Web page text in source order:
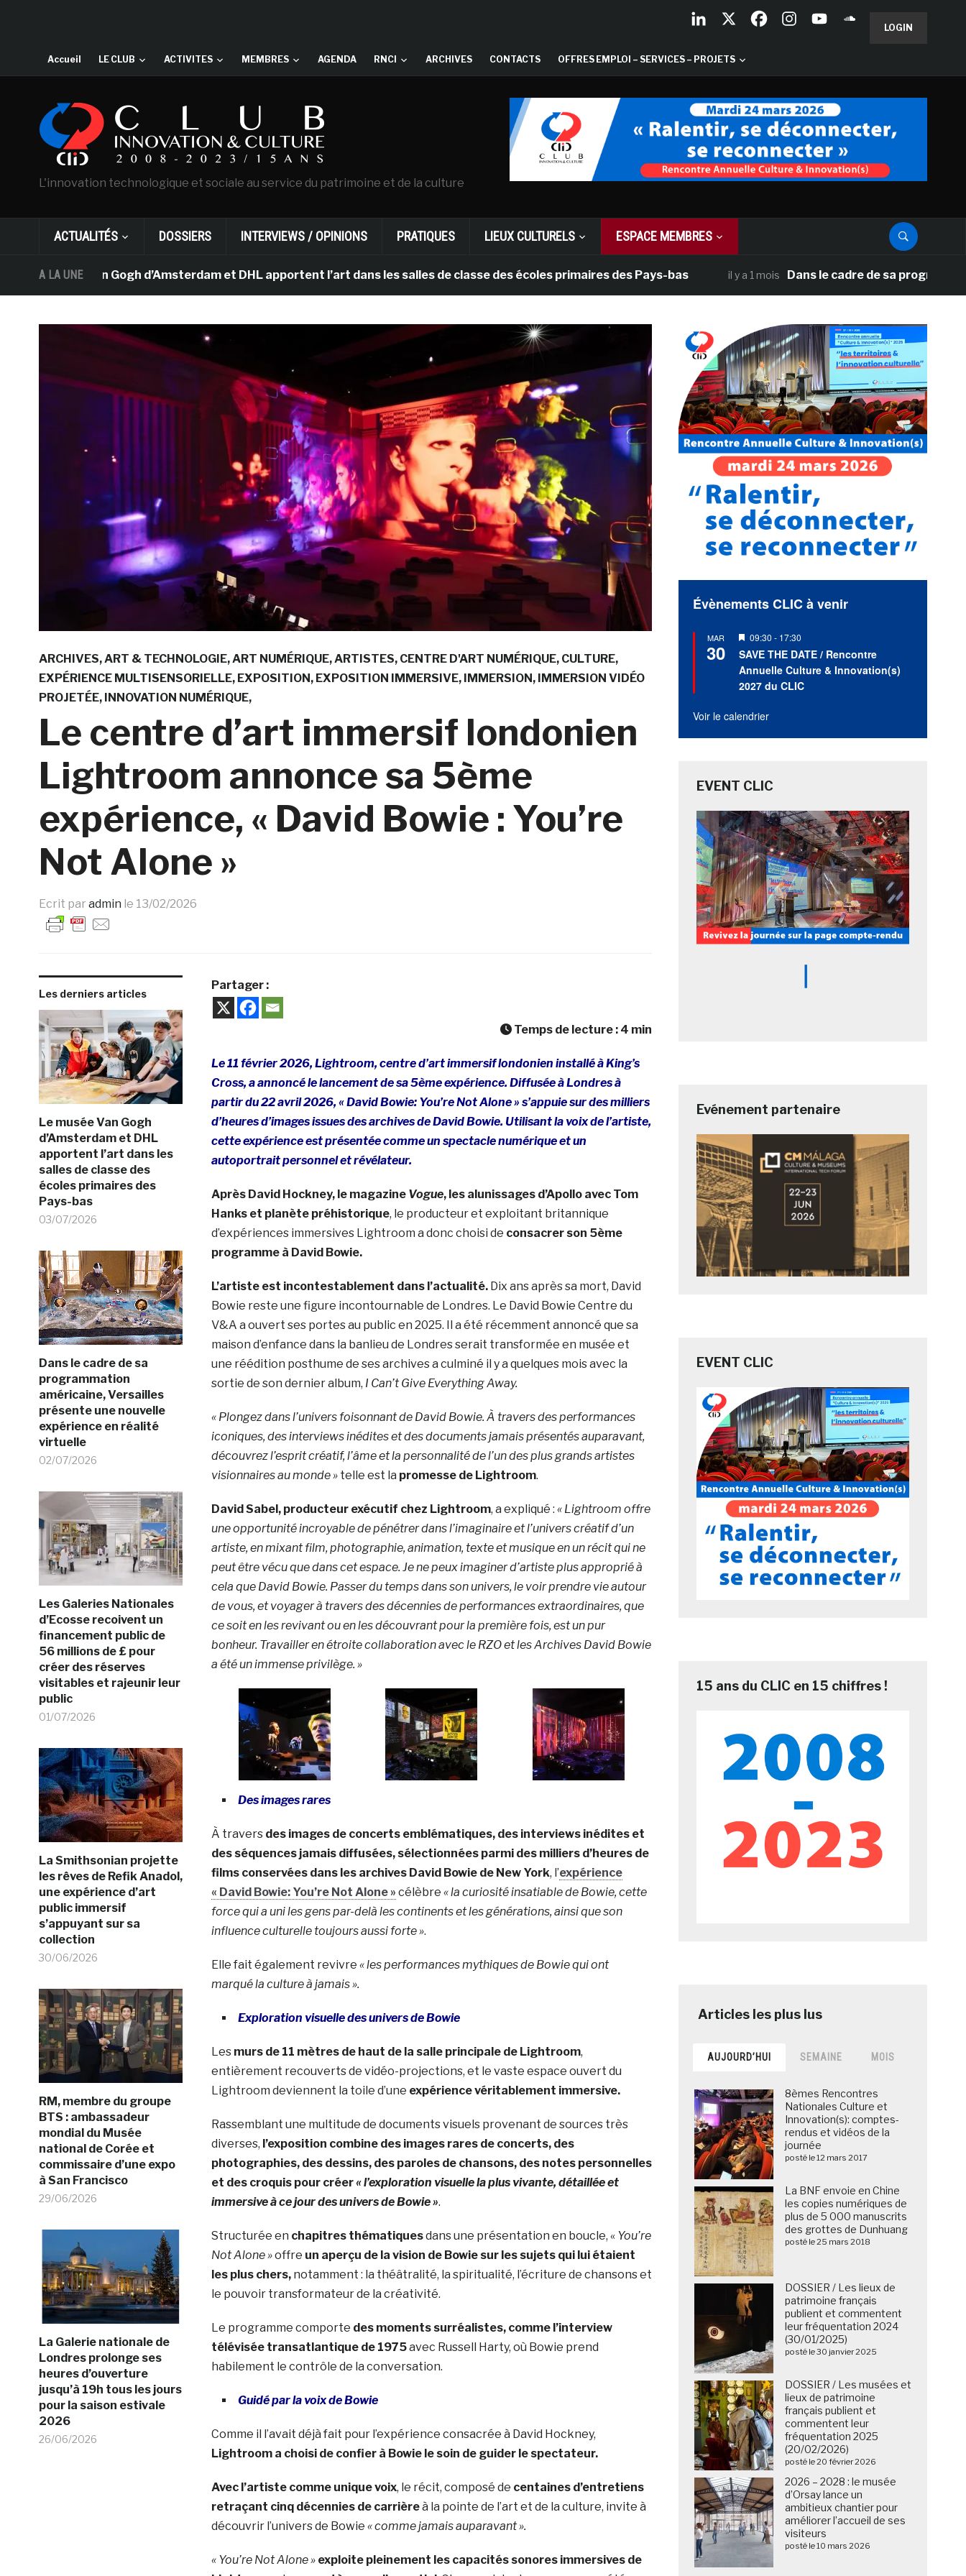
LOGIN
Accueil LE CLUB ACTIVITES MEMBRES AGENDA RNCI ARCHIVES CONTACTS OFFRES EMPLOI – SERVICES – PROJETS
L'innovation technologique et sociale au service du patrimoine et de la culture
ACTUALITÉS DOSSIERS INTERVIEWS / OPINIONS PRATIQUES LIEUX CULTURELS ESPACE MEMBRES
A LA UNE
Van Gogh d’Amsterdam et DHL apportent l’art dans les salles de classe des écoles primaires des Pays-bas il y a 1 mois Dans le cadre de sa programmation
ARCHIVES ART & TECHNOLOGIE ART NUMÉRIQUE ARTISTES CENTRE D'ART NUMÉRIQUE CULTURE
EXPÉRIENCE MULTISENSORIELLE EXPOSITION EXPOSITION IMMERSIVE IMMERSION IMMERSION VIDÉO
PROJETÉE INNOVATION NUMÉRIQUE
Le centre d’art immersif londonien
Lightroom annonce sa 5ème
expérience, « David Bowie : You’re
Not Alone »
Ecrit par admin le 13/02/2026
Les derniers articles
Le musée Van Gogh
d’Amsterdam et DHL
apportent l’art dans les
salles de classe des
écoles primaires des
Pays-bas
03/07/2026
Dans le cadre de sa
programmation
américaine, Versailles
présente une nouvelle
expérience en réalité
virtuelle
02/07/2026
Les Galeries Nationales
d’Ecosse recoivent un
financement public de
56 millions de £ pour
créer des réserves
visitables et rajeunir leur
public
01/07/2026
La Smithsonian projette
les rêves de Refik Anadol,
une expérience d’art
public immersif
s’appuyant sur sa
collection
30/06/2026
RM, membre du groupe
BTS : ambassadeur
mondial du Musée
national de Corée et
commissaire d’une expo
à San Francisco
29/06/2026
La Galerie nationale de
Londres prolonge ses
heures d’ouverture
jusqu’à 19h tous les jours
pour la saison estivale
2026
26/06/2026
Partager :
Temps de lecture : 4 min
Le 11 février 2026, Lightroom, centre d’art immersif londonien installé àKing’s
Cross, a annoncé le lancement de sa 5ème expérience. Diffusée à Londres à
partir du 22 avril 2026, « David Bowie: You’re Not Alone » s’appuie sur des milliers
d’heures d’images issues des archives de David Bowie. Utilisant la voix de l’artiste,
cette expérience est présentée comme un spectacle numérique et un
autoportrait personnel et révélateur.
Après David Hockney, le magazine Vogue, les alunissages d’Apollo avec Tom
Hanks et planète préhistorique, le producteur et exploitant britannique
d’expériences immersives Lightroom a donc choisi de consacrer son 5ème
programme à David Bowie.
L’artiste est incontestablement dans l’actualité.Dix ans après sa mort, David
Bowie reste une figure incontournable de Londres. Le David Bowie Centre du
V&A a ouvert ses portes au public en 2025. Il a été récemment annoncé que sa
maison d’enfance dans la banlieu de Londres serait transformée en musée et
une réédition posthume de ses archives a culminé il y a quelques mois avec la
sortie de son dernier album, I Can’t Give Everything Away.
« Plongez dans l’univers foisonnant de David Bowie. À travers des performances
iconiques, des interviews inédites et des documents jamais présentés auparavant,
découvrez l’esprit créatif, l’âme et la personnalité de l’un des plus grands artistes
visionnaires au monde »telle est la promesse de Lightroom.
David Sabel, producteur exécutif chez Lightroom, a expliqué : « Lightroom offre
une opportunité incroyable de pénétrer dans l’imaginaire et l’univers créatif d’un
artiste, en mixant film, photographie, animation, texte et musique en un récit qui ne
peut être vécu que dans cet espace. Je ne peux imaginer d’artiste plus approprié à
cela que David Bowie. Passer du temps dans son univers, le voir prendre vie autour
de vous, et voyager à travers des décennies de performances extraordinaires, que
ce soit en les revivant ou en les découvrant pour la première fois, est un pur
bonheur. Travailler en étroite collaboration avec le RZO et les Archives David Bowie
a été un immense privilège. »
Des images rares
À travers des images de concerts emblématiques, des interviews inédites et
des séquences jamais diffusées, sélectionnées parmi des milliers d’heures de
films conservées dans les archives David Bowie de New York, l’expérience
« David Bowie: You’re Not Alone » célèbre « la curiosité insatiable de Bowie, cette
force qui a uni les gens par-delà les continents et les générations, ainsi que son
influence culturelle toujours aussi forte ».
Elle fait également revivre « les performances mythiques de Bowie qui ont
marqué la culture à jamais ».
Exploration visuelle des univers de Bowie
Les murs de 11 mètres de haut de la salle principale de Lightroom,
entièrement recouverts de vidéo-projections, et le vaste espace ouvert du
Lightroom deviennent la toile d’une expérience véritablement immersive.
Rassemblant une multitude de documents visuels provenant de sources très
diverses, l’exposition combine des images rares de concerts, des
photographies, des dessins, des paroles de chansons, des notes personnelles
et des croquis pour créer« l’exploration visuelle la plus vivante, détaillée et
immersive à ce jour des univers de Bowie ».
Structurée en chapitres thématiquesdans une présentation en boucle, « You’re
Not Alone »offre un aperçu de la vision de Bowie sur les sujets qui lui étaient
les plus chers,notamment : la théâtralité, la spiritualité, l’écriture de chansons et
le pouvoir transformateur de la créativité.
Le programme comporte des moments surréalistes, comme l’interview
télévisée transatlantique de 1975avec Russell Harty, où Bowie prend
habilement le contrôle de la conversation.
Guidé par la voix de Bowie
Comme il l’avait déjà fait pour l’expérience consacrée à David Hockney,
Lightroom a choisi de confier à Bowie le soin de guider le spectateur.
Avec l’artiste comme unique voix, le récit, composé de centaines d’entretiens
retraçant cinq décennies de carrièreà la pointe de l’art et de la culture, invite à
découvrir l’univers de Bowie « comme jamais auparavant ».
« You’re Not Alone »exploite pleinement les capacités sonores immersives de
Évènements CLIC à venir
MAR
30
Mis
en
avant
09:30 - 17:30
SAVE THE DATE / Rencontre
Annuelle Culture & Innovation(s)
2027 du CLIC
Voir le calendrier
EVENT CLIC
Evénement partenaire
EVENT CLIC
15 ans du CLIC en 15 chiffres !
AUJOURD’HUI SEMAINE MOIS
8èmes Rencontres
Nationales Culture et
Innovation(s): comptes-
rendus et vidéos de la
journée
posté le 12 mars 2017
La BNF envoie en Chine
les copies numériques de
plus de 5 000 manuscrits
des grottes de Dunhuang
posté le 25 mars 2018
DOSSIER / Les lieux de
patrimoine français
publient et commentent
leur fréquentation 2024
(30/01/2025)
posté le 30 janvier 2025
DOSSIER / Les musées et
lieux de patrimoine
français publient et
commentent leur
fréquentation 2025
(20/02/2026)
posté le 20 février 2026
2026 – 2028 : le musée
d’Orsay lance un
ambitieux chantier pour
améliorer l’accueil de ses
visiteurs
posté le 10 mars 2026